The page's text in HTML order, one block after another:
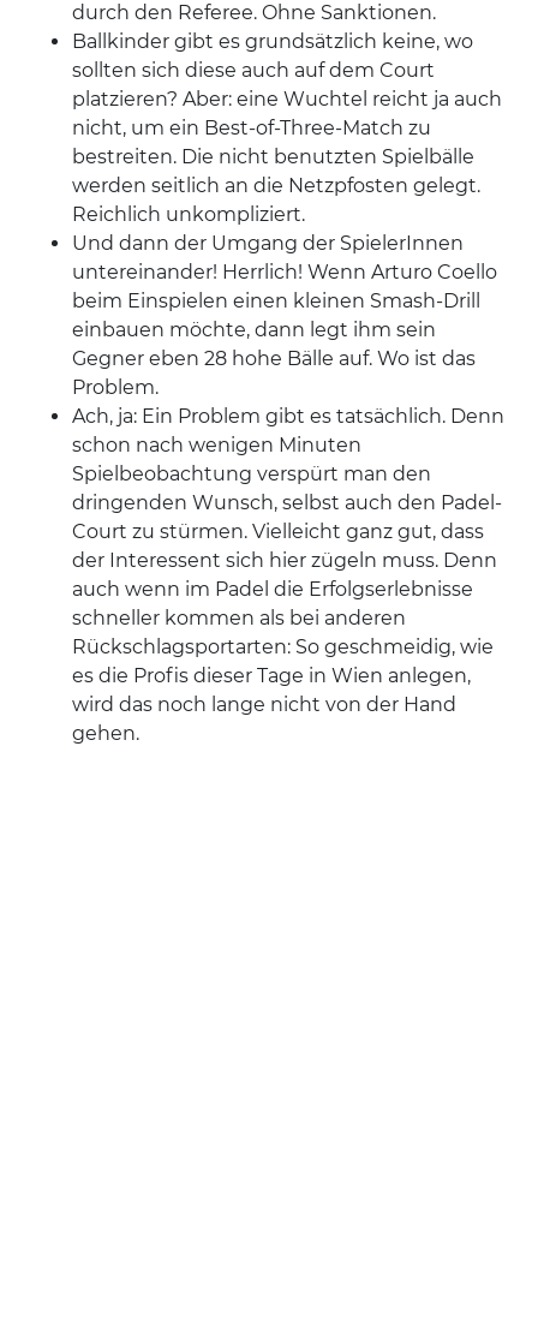
durch den Referee. Ohne Sanktionen.
Ballkinder gibt es grundsätzlich keine, wo
sollten sich diese auch auf dem Court
platzieren? Aber: eine Wuchtel reicht ja auch
nicht, um ein Best-of-Three-Match zu
bestreiten. Die nicht benutzten Spielbälle
werden seitlich an die Netzpfosten gelegt.
Reichlich unkompliziert.
Und dann der Umgang der SpielerInnen
untereinander! Herrlich! Wenn Arturo Coello
beim Einspielen einen kleinen Smash-Drill
einbauen möchte, dann legt ihm sein
Gegner eben 28 hohe Bälle auf. Wo ist das
Problem.
Ach, ja: Ein Problem gibt es tatsächlich. Denn
schon nach wenigen Minuten
Spielbeobachtung verspürt man den
dringenden Wunsch, selbst auch den Padel-
Court zu stürmen. Vielleicht ganz gut, dass
der Interessent sich hier zügeln muss. Denn
auch wenn im Padel die Erfolgserlebnisse
schneller kommen als bei anderen
Rückschlagsportarten: So geschmeidig, wie
es die Profis dieser Tage in Wien anlegen,
wird das noch lange nicht von der Hand
gehen.